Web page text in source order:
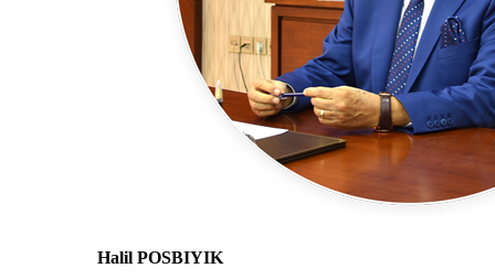
Halil POSBIYIK